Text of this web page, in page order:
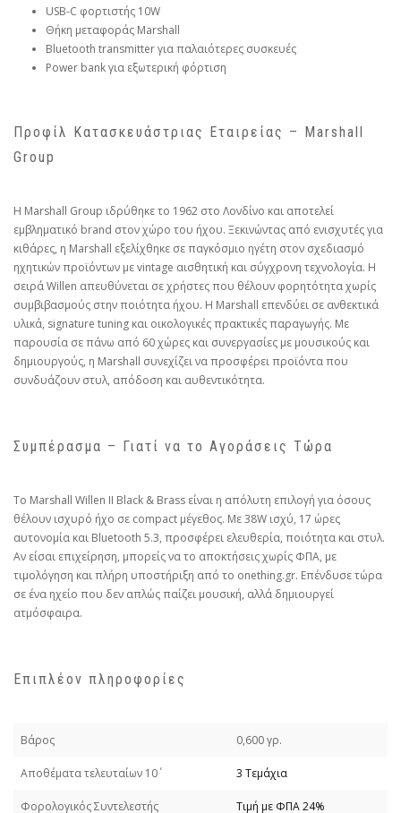
USB-C φορτιστής 10W
Θήκη μεταφοράς Marshall
Bluetooth transmitter για παλαιότερες συσκευές
Power bank για εξωτερική φόρτιση
Προφίλ Κατασκευάστριας Εταιρείας – Marshall
Group
Η Marshall Group ιδρύθηκε το 1962 στο Λονδίνο και αποτελεί
εμβληματικό brand στον χώρο του ήχου. Ξεκινώντας από ενισχυτές για
κιθάρες, η Marshall εξελίχθηκε σε παγκόσμιο ηγέτη στον σχεδιασμό
ηχητικών προϊόντων με vintage αισθητική και σύγχρονη τεχνολογία. Η
σειρά Willen απευθύνεται σε χρήστες που θέλουν φορητότητα χωρίς
συμβιβασμούς στην ποιότητα ήχου. Η Marshall επενδύει σε ανθεκτικά
υλικά, signature tuning και οικολογικές πρακτικές παραγωγής. Με
παρουσία σε πάνω από 60 χώρες και συνεργασίες με μουσικούς και
δημιουργούς, η Marshall συνεχίζει να προσφέρει προϊόντα που
συνδυάζουν στυλ, απόδοση και αυθεντικότητα.
Συμπέρασμα – Γιατί να το Αγοράσεις Τώρα
Το Marshall Willen II Black & Brass είναι η απόλυτη επιλογή για όσους
θέλουν ισχυρό ήχο σε compact μέγεθος. Με 38W ισχύ, 17 ώρες
αυτονομία και Bluetooth 5.3, προσφέρει ελευθερία, ποιότητα και στυλ.
Αν είσαι επιχείρηση, μπορείς να το αποκτήσεις χωρίς ΦΠΑ, με
τιμολόγηση και πλήρη υποστήριξη από το onething.gr. Επένδυσε τώρα
σε ένα ηχείο που δεν απλώς παίζει μουσική, αλλά δημιουργεί
ατμόσφαιρα.
Επιπλέον πληροφορίες
Βάρος 0,600 γρ.
Απoθέματα τελευταίων 10΄ 3 Τεμάχια
Φορολογικός Συντελεστής Τιμή με ΦΠΑ 24%